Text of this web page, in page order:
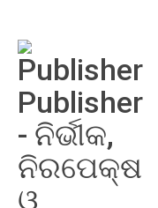
Publisher
- ନିର୍ଭୀକ,
ନିରପେକ୍ଷ
ଓ